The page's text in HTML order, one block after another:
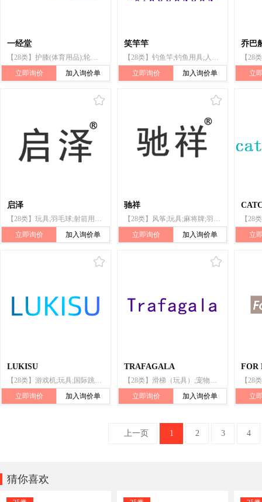
一经堂
【28类】护膝(体育用品);轮滑鞋;护腕;秋千;玩具;棋;体育活动用球;哑铃;箭弓;合成材料制圣诞树
立即询价
加入询价单
笑竿竿
【28类】钓鱼竿;钓鱼用具;人造钓鱼饵;多米诺骨牌;纸牌;运动球类球胆;哑铃;滑板;塑胶跑道;轮滑鞋
立即询价
加入询价单
乔巴
立
启泽
【28类】玩具;羽毛球;射箭用器具;轮滑鞋;钓鱼竿;风筝;麻将牌;哑铃;运动负重用沙袋;合成材料制圣诞树
立即询价
加入询价单
驰祥
【28类】风筝;玩具;麻将牌;羽毛球;哑铃;射箭用器具;运动负重用沙袋;轮滑鞋;合成材料制圣诞树;钓鱼竿
立即询价
加入询价单 立
LUKISU
【28类】游戏机;玩具;国际跳棋;台球;哑铃;箭弓;拳击手套;钓鱼竿;体育活动器械;游泳池（娱乐用品）
立即询价
加入询价单
TRAFAGALA
【28类】滑梯（玩具）;宠物用玩具;玩具;棋;体育活动用球;哑铃;射箭用器具;体育活动器械;竞技手套;钓鱼竿
立即询价
加入询价单
FOR
立
上一页 1 2 3 4
猜你喜欢